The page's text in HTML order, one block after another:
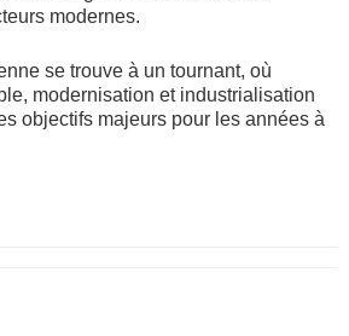
modernes.
se trouve à un tournant, où
modernisation et industrialisation
objectifs majeurs pour les années à